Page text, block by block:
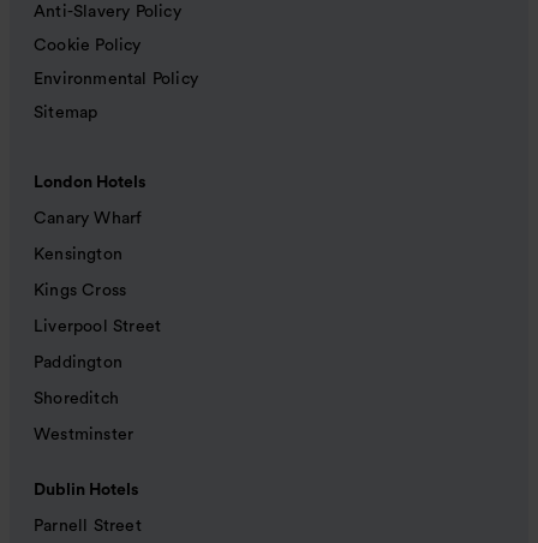
Anti-Slavery Policy
Cookie Policy
Environmental Policy
Sitemap
London Hotels
Canary Wharf
Kensington
Kings Cross
Liverpool Street
Paddington
Shoreditch
Westminster
Dublin Hotels
Parnell Street